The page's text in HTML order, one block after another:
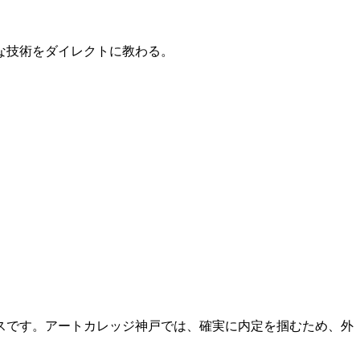
術をダイレクトに教わる。
す。アートカレッジ神戸では、確実に内定を掴むため、外